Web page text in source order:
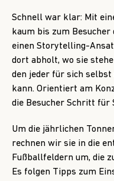
Schnell war klar: Mit
kaum bis zum
einen Storytelling-
dort abholt, wo sie
den jeder für sich
kann. Orientiert am
die Besucher Schritt für
Um die jährlichen
rechnen wir sie in die
Fußballfeldern um, die
Es folgen Tipps zum